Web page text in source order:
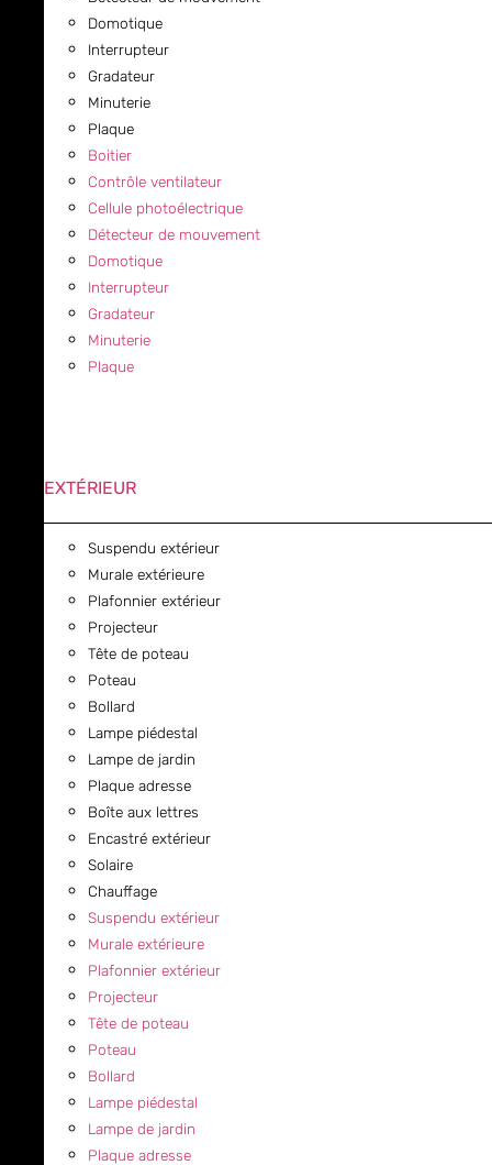
Domotique
Interrupteur
Gradateur
Minuterie
Plaque
Boitier
Contrôle ventilateur
Cellule photoélectrique
Détecteur de mouvement
Domotique
Interrupteur
Gradateur
Minuterie
Plaque
EXTÉRIEUR
Suspendu extérieur
Murale extérieure
Plafonnier extérieur
Projecteur
Tête de poteau
Poteau
Bollard
Lampe piédestal
Lampe de jardin
Plaque adresse
Boîte aux lettres
Encastré extérieur
Solaire
Chauffage
Suspendu extérieur
Murale extérieure
Plafonnier extérieur
Projecteur
Tête de poteau
Poteau
Bollard
Lampe piédestal
Lampe de jardin
Plaque adresse